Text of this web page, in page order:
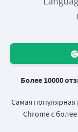
Более 10000
Самая
Chrome с